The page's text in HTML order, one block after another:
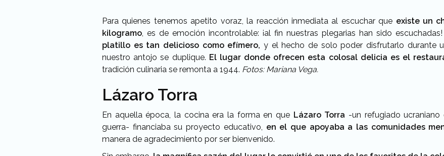
Para quienes tenemos apetito voraz, la reacción inmediata al escuchar que existe un
kilogramo , es de emoción incontrolable: ¡al fin nuestras plegarias han sido
platillo es tan delicioso como efímero, y el hecho de solo poder disfrutarlo durante
nuestro antojo se duplique. El lugar donde ofrecen esta colosal delicia es el
tradición culinaria se remonta a 1944. Fotos: Mariana Vega.
Lázaro Torra
En aquella época, la cocina era la forma en que Lázaro Torra -un refugiado
guerra- financiaba su proyecto educativo, en el que apoyaba a las comunidades
manera de agradecimiento por ser bienvenido.